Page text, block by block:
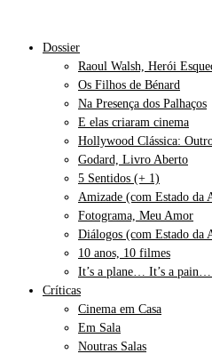
Dossier
Raoul Walsh, Herói
Os Filhos de Bénard
Na Presença dos Palhaços
E elas criaram cinema
Hollywood Clássica:
Godard, Livro Aberto
5 Sentidos (+ 1)
Amizade (com Estado da
Fotograma, Meu Amor
Diálogos (com Estado da
10 anos, 10 filmes
It’s a plane… It’s a pain…
Críticas
Cinema em Casa
Em Sala
Noutras Salas